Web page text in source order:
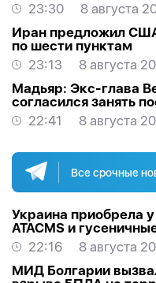
23:30
8 августа
Иран предложил
по шести пунктам
23:13
8 августа
Мадьяр: Экс-глава
согласился занять
22:41
8 августа
Все срочные
Украина приобрела
ATACMS и
ОБНОВЛЕНО
22:16
8 августа
МИД Болгарии